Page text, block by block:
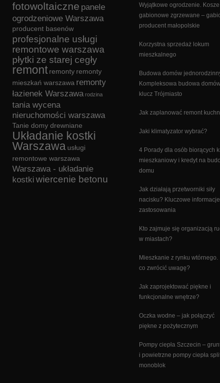
fotowoltaiczne panele
ogrodzeniowe Warszawa
producent basenów
profesjonalne usługi
remontowe warszawa
płytki ze starej cegły
remont remonty remonty
mieszkań warszawa remonty
łazienek Warszawa rodzina
tania wycena
nieruchomości warszawa
Tanie domy drewniane
Układanie kostki
Warszawa usługi
remontowe warszawa
Warszawa - układanie
kostki wiercenie betonu
Wyjątkowe ogrodzenie. Kosze
gabionowe zgrzewane –
producent małopolskie
Korzystna sprzedaż lokum
mieszkalnego
Budowa domów
Kompleksowa budowa
klucz Trójmiasto
Jak zaplanować remont
Jaki klimatyzator wybrać?
4 Porady dla osób biorących
mieszkaniowy i kredyt na
domu
Jak działają przetworniki siły
nacisku? Kluczowe
zastosowania
Kto zajmuje się organizacją
w miastach?
Mieszkanie z rynku wtórnego.
co zwrócić uwagę?
Jak zaprojektować piękne i
funkcjonalne wnętrze?
Oczka wodne – jak połączyć
piękne z pożytecznym
Pompy ciepła Szczecin –
i powietrzne pompy ciepła
monoblok